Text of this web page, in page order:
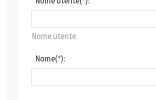
Nome utente
Nome(*):